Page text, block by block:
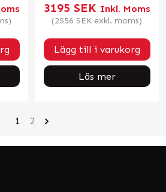
3195 SEK Inkl. Moms
(2556 SEK exkl. moms)
Lägg till i varukorg
Läs mer
1 2